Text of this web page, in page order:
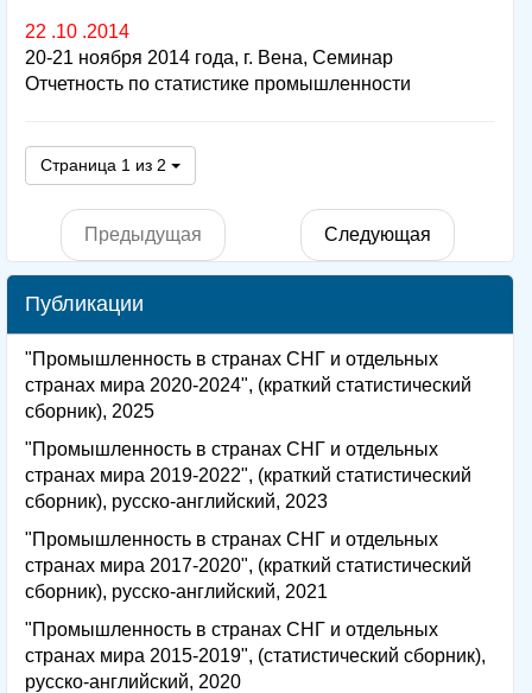
22 .10 .2014
20-21 ноября 2014 года, г. Вена, Семинар
Отчетность по статистике промышленности
Страница 1 из 2
Предыдущая Следующая
Публикации
"Промышленность в странах СНГ и отдельных
странах мира 2020-2024", (краткий статистический
сборник), 2025
"Промышленность в странах СНГ и отдельных
странах мира 2019-2022", (краткий статистический
сборник), русско-английский, 2023
"Промышленность в странах СНГ и отдельных
странах мира 2017-2020", (краткий статистический
сборник), русско-английский, 2021
"Промышленность в странах СНГ и отдельных
странах мира 2015-2019", (статистический сборник),
русско-английский, 2020